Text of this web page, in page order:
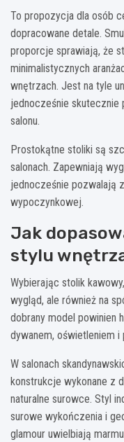
To propozycja dla osób
dopracowane detale.
proporcje sprawiają, że
minimalistycznych
wnętrzach. Jest na tyle
jednocześnie skutecznie
salonu.
Prostokątne stoliki są
salonach. Zapewniają
jednocześnie pozwalają
wypoczynkowej.
Jak
stylu
Wybierając stolik
wygląd, ale również na
dobrany model powinien
dywanem, oświetleniem i
W salonach
konstrukcje wykonane z
naturalne surowce. Styl
surowe wykończenia i
glamour uwielbiają